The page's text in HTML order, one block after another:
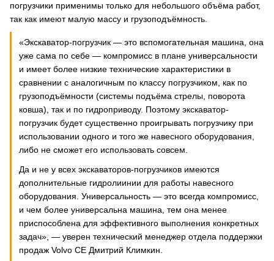
погрузчики применимы только для небольшого объёма работ,
так как имеют малую массу и грузоподъёмность.
«Экскаватор-погрузчик — это вспомогательная машина, она
уже сама по себе — компромисс в плане универсальности
и имеет более низкие технические характеристики в
сравнении с аналогичным по классу погрузчиком, как по
грузоподъёмности (системы подъёма стрелы, поворота
ковша), так и по гидроприводу. Поэтому экскаватор-
погрузчик будет существенно проигрывать погрузчику при
использовании одного и того же навесного оборудования,
либо не сможет его использовать совсем.
Да и не у всех экскаваторов-погрузчиков имеются
дополнительные гидролиинии для работы навесного
оборудования. Универсальность — это всегда компромисс,
и чем более универсальна машина, тем она менее
приспособлена для эффективного выполнения конкретных
задач», — уверен технический менеджер отдела поддержки
продаж Volvo CE Дмитрий Климкин.